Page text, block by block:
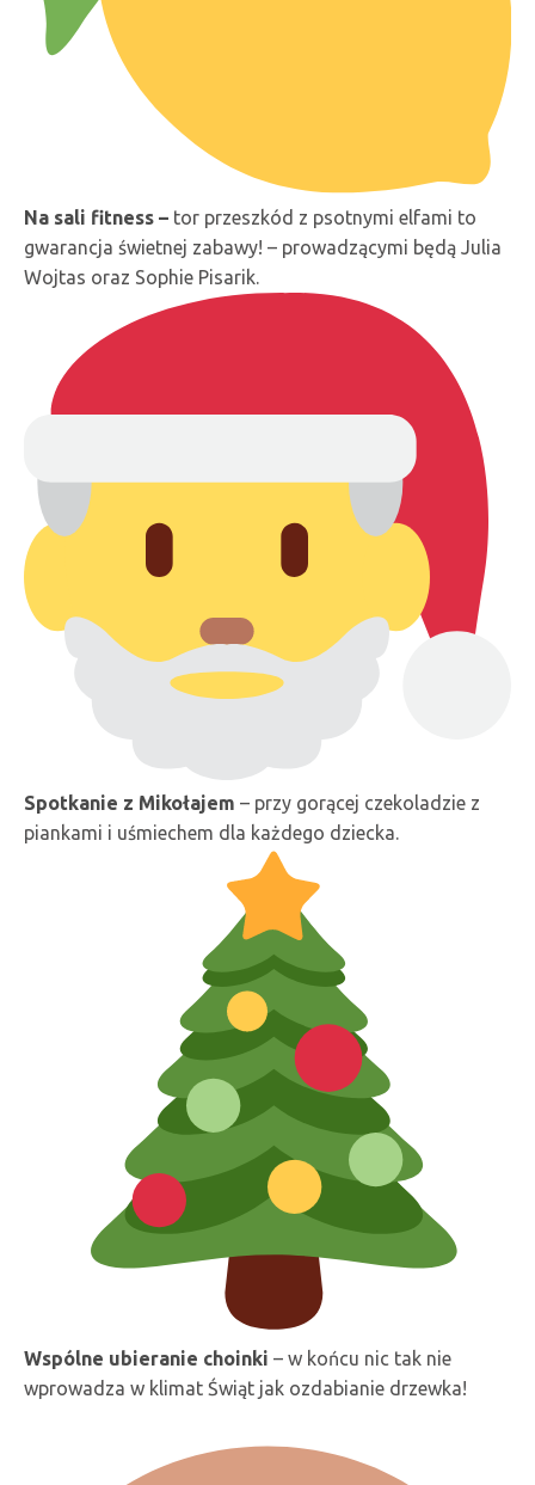
Na sali fitness – tor przeszkód z psotnymi elfami to
gwarancja świetnej zabawy! – prowadzącymi będą Julia
Wojtas oraz Sophie Pisarik.
Spotkanie z Mikołajem – przy gorącej czekoladzie z
piankami i uśmiechem dla każdego dziecka.
Wspólne ubieranie choinki – w końcu nic tak nie
wprowadza w klimat Świąt jak ozdabianie drzewka!